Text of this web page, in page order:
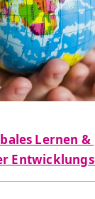
Lernen &